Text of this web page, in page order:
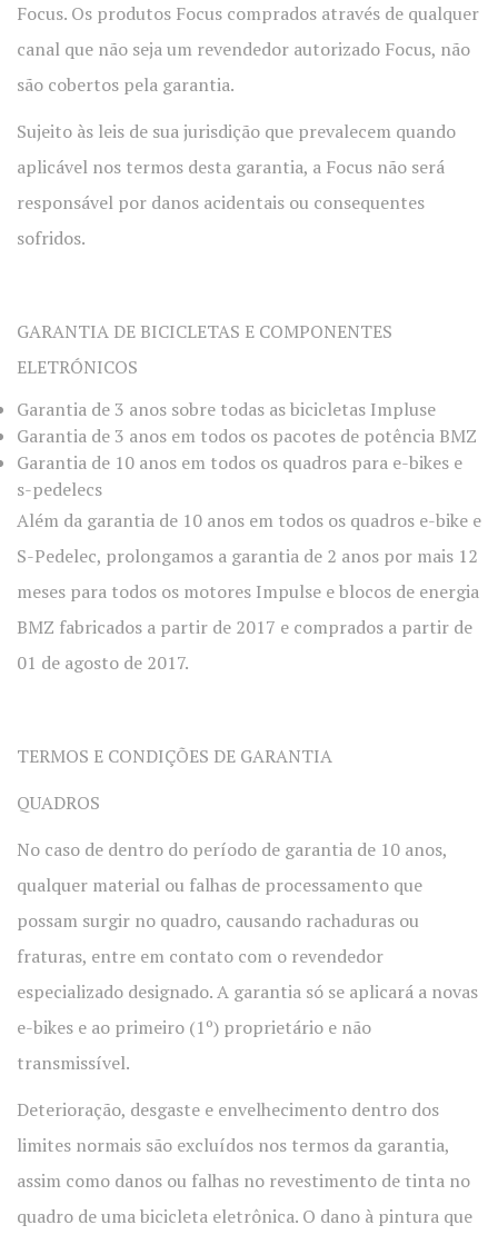
Focus. Os produtos Focus comprados através de qualquer
canal que não seja um revendedor autorizado Focus, não
são cobertos pela garantia.
Sujeito às leis de sua jurisdição que prevalecem quando
aplicável nos termos desta garantia, a Focus não será
responsável por danos acidentais ou consequentes
sofridos.
GARANTIA DE BICICLETAS E COMPONENTES
ELETRÓNICOS
Garantia de 3 anos sobre todas as bicicletas Impluse
Garantia de 3 anos em todos os pacotes de potência BMZ
Garantia de 10 anos em todos os quadros para e-bikes e
s-pedelecs
Além da garantia de 10 anos em todos os quadros e-bike e
S-Pedelec, prolongamos a garantia de 2 anos por mais 12
meses para todos os motores Impulse e blocos de energia
BMZ fabricados a partir de 2017 e comprados a partir de
01 de agosto de 2017.
TERMOS E CONDIÇÕES DE GARANTIA
QUADROS
No caso de dentro do período de garantia de 10 anos,
qualquer material ou falhas de processamento que
possam surgir no quadro, causando rachaduras ou
fraturas, entre em contato com o revendedor
especializado designado. A garantia só se aplicará a novas
e-bikes e ao primeiro (1º) proprietário e não
transmissível.
Deterioração, desgaste e envelhecimento dentro dos
limites normais são excluídos nos termos da garantia,
assim como danos ou falhas no revestimento de tinta no
quadro de uma bicicleta eletrônica. O dano à pintura que